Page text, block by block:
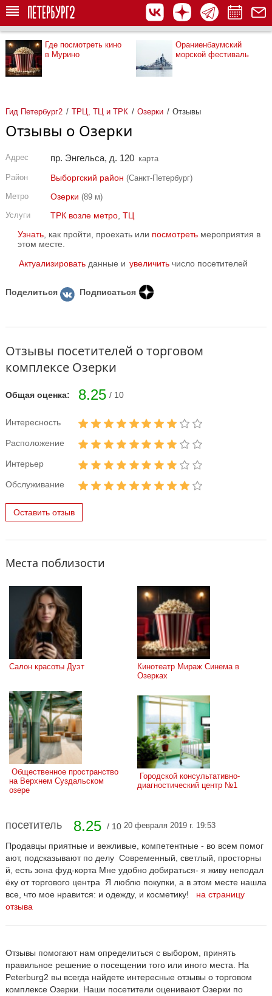
Где посмотреть кино
в Мурино
Ораниенбаумский
морской фестиваль
Гид Петербург2 ТРЦ, ТЦ и ТРК Озерки Отзывы
Отзывы о Озерки
Адрес пр. Энгельса, д. 120 карта
Район Выборгский район (Санкт-Петербург)
Метро
Озерки (89 м)
Услуги
ТРК возле метро, ТЦ
Узнать , как пройти, проехать или посмотреть мероприятия в
этом месте.
Актуализировать данные и увеличить число посетителей
Поделиться Подписаться
Отзывы посетителей о торговом
комплексе Озерки
Общая оценка: 8.25 / 10
Интересность
Расположение
Интерьер
Обслуживание
Оставить отзыв
Места поблизости
Салон красоты Дуэт
Кинотеатр Мираж Синема в
Озерках
на Верхнем Суздальском
озере
диагностический центр №1
посетитель 8.25 / 10 20 февраля 2019 г. 19:53
Продавцы приятные и вежливые, компетентные - во всем помог
ают, подсказывают по делу Современный, светлый, просторны
й, есть зона фуд-корта Мне удобно добираться- я живу неподал
ёку от торгового центра Я люблю покупки, а в этом месте нашла
все, что мое нравится: и одежду, и косметику! на страницу
отзыва
Отзывы помогают нам определиться с выбором, принять
правильное решение о посещении того или иного места. На
Peterburg2 вы всегда найдете интересные отзывы о торговом
комплексе Озерки. Наши посетители оценивают Озерки по